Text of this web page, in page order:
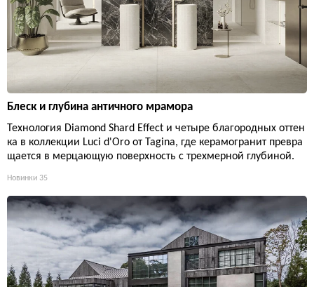
Блеск и глубина античного мрамора
Технология Diamond Shard Effect и четыре благородных оттен
ка в коллекции Luci d'Oro от Tagina, где керамогранит превра
щается в мерцающую поверхность с трехмерной глубиной.
Новинки 35